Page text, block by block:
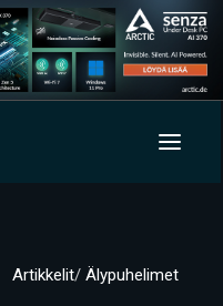
Artikkelit/ Älypuhelimet